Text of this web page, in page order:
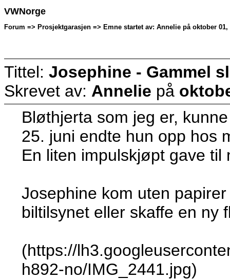
VWNorge
Forum => Prosjektgarasjen => Emne startet av: Annelie på oktober 01,
Tittel: Josephine - Gammel
Skrevet av: Annelie på
Bløthjerta som jeg er,
25. juni endte hun opp hos
En liten impulskjøpt gave
Josephine kom uten
biltilsynet eller skaffe en ny
(https://
h892-no/IMG_2441.jpg)